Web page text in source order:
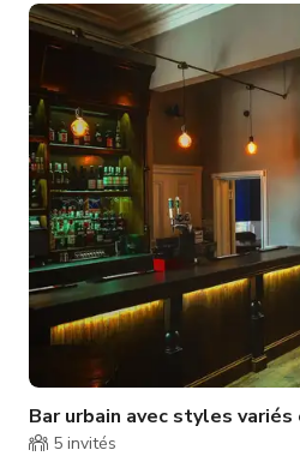
de mode, chaque recoin dégage
caractère. Profitez de sept
individuel, deux magnifiques
restaurant, un bar et des jardins
un repas déte
Bar urbain avec styles
5 invités